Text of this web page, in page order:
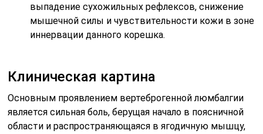
выпадение сухожильных рефлексов, снижение
мышечной силы и чувствительности кожи в зоне
иннервации данного корешка.
Клиническая картина
Основным проявлением вертеброгенной люмбалгии
является сильная боль, берущая начало в поясничной
области и распространяющаяся в ягодичную мышцу,